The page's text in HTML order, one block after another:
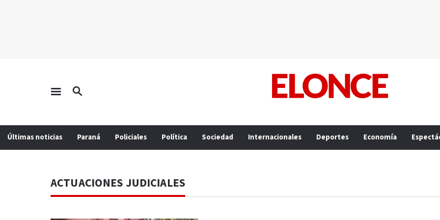
Últimas noticias Paraná Policiales Política Sociedad Internacionales Deportes Economía
ACTUACIONES JUDICIALES